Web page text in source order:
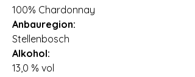
100% Chardonnay
Anbauregion:
Stellenbosch
Alkohol:
13,0 % vol